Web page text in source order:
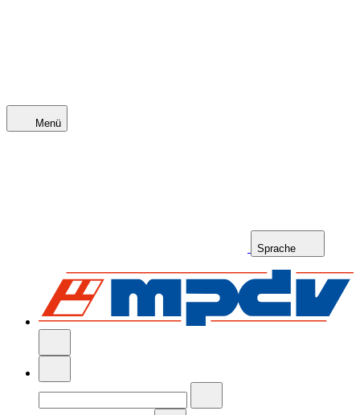
Menü
Sprache